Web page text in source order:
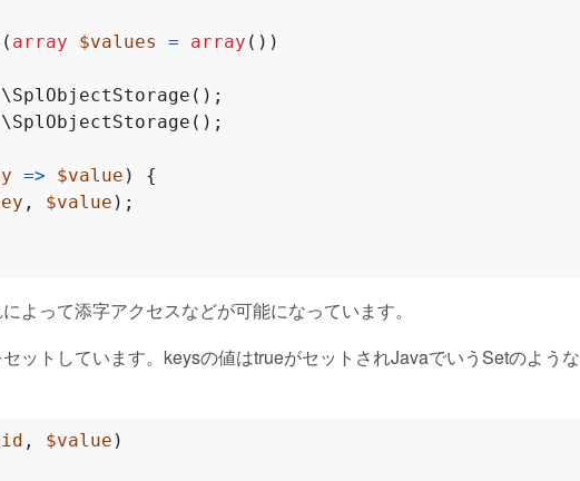
( array $values = array ())
\SplObjectStorage ();
\SplObjectStorage ();
=> $value )
{
, $value );
よって添字アクセスなどが可能になっています。
ットしています。keysの値はtrueがセットされJavaでいうSetのような
, $value )